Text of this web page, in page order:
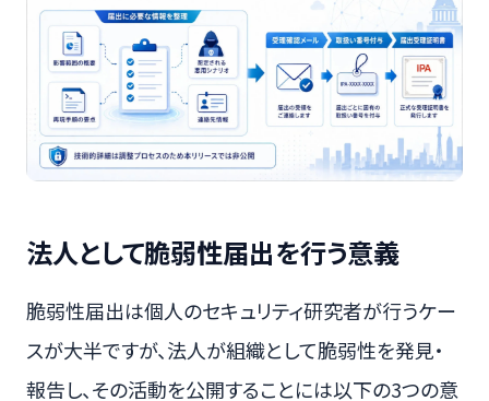
法人として脆弱性届出を行う意義
脆弱性届出は個人のセキュリティ研究者が行うケー
スが大半ですが、法人が組織として脆弱性を発見・
報告し、その活動を公開することには以下の3つの意